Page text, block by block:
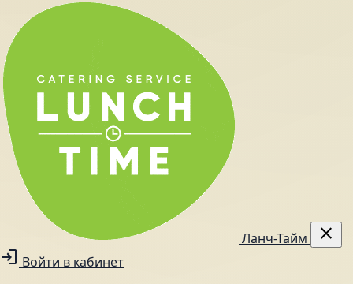
Ланч-Тайм
close
login Войти в кабинет